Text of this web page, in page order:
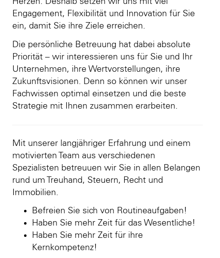
Engagement, Flexibilität und Innovation für Sie
ein, damit Sie ihre Ziele erreichen.
Die persönliche Betreuung hat dabei absolute
Priorität – wir interessieren uns für Sie und Ihr
Unternehmen, ihre Wertvorstellungen, ihre
Zukunftsvisionen. Denn so können wir unser
Fachwissen optimal einsetzen und die beste
Strategie mit Ihnen zusammen erarbeiten.
Mit unserer langjähriger Erfahrung und einem
motivierten Team aus verschiedenen
Spezialisten betreuuen wir Sie in allen Belangen
rund um Treuhand, Steuern, Recht und
Immobilien.
Befreien Sie sich von Routineaufgaben!
Haben Sie mehr Zeit für das Wesentliche!
Haben Sie mehr Zeit für ihre
Kernkompetenz!